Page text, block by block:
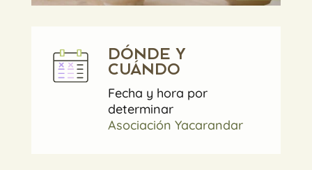
DÓNDE Y
CUÁNDO
Fecha y hora por
determinar
Asociación Yacarandar